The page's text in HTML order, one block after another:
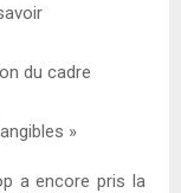
du cadre
»
a encore pris la